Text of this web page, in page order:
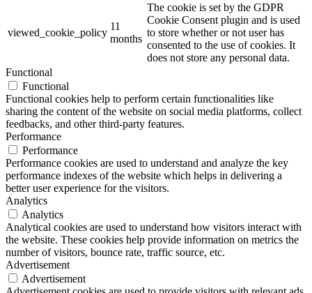
viewed_cookie_policy
11
months
The cookie is set by the GDPR
Cookie Consent plugin and is used
to store whether or not user has
consented to the use of cookies. It
does not store any personal data.
Functional
Functional
Functional cookies help to perform certain functionalities like
sharing the content of the website on social media platforms, collect
feedbacks, and other third-party features.
Performance
Performance
Performance cookies are used to understand and analyze the key
performance indexes of the website which helps in delivering a
better user experience for the visitors.
Analytics
Analytics
Analytical cookies are used to understand how visitors interact with
the website. These cookies help provide information on metrics the
number of visitors, bounce rate, traffic source, etc.
Advertisement
Advertisement